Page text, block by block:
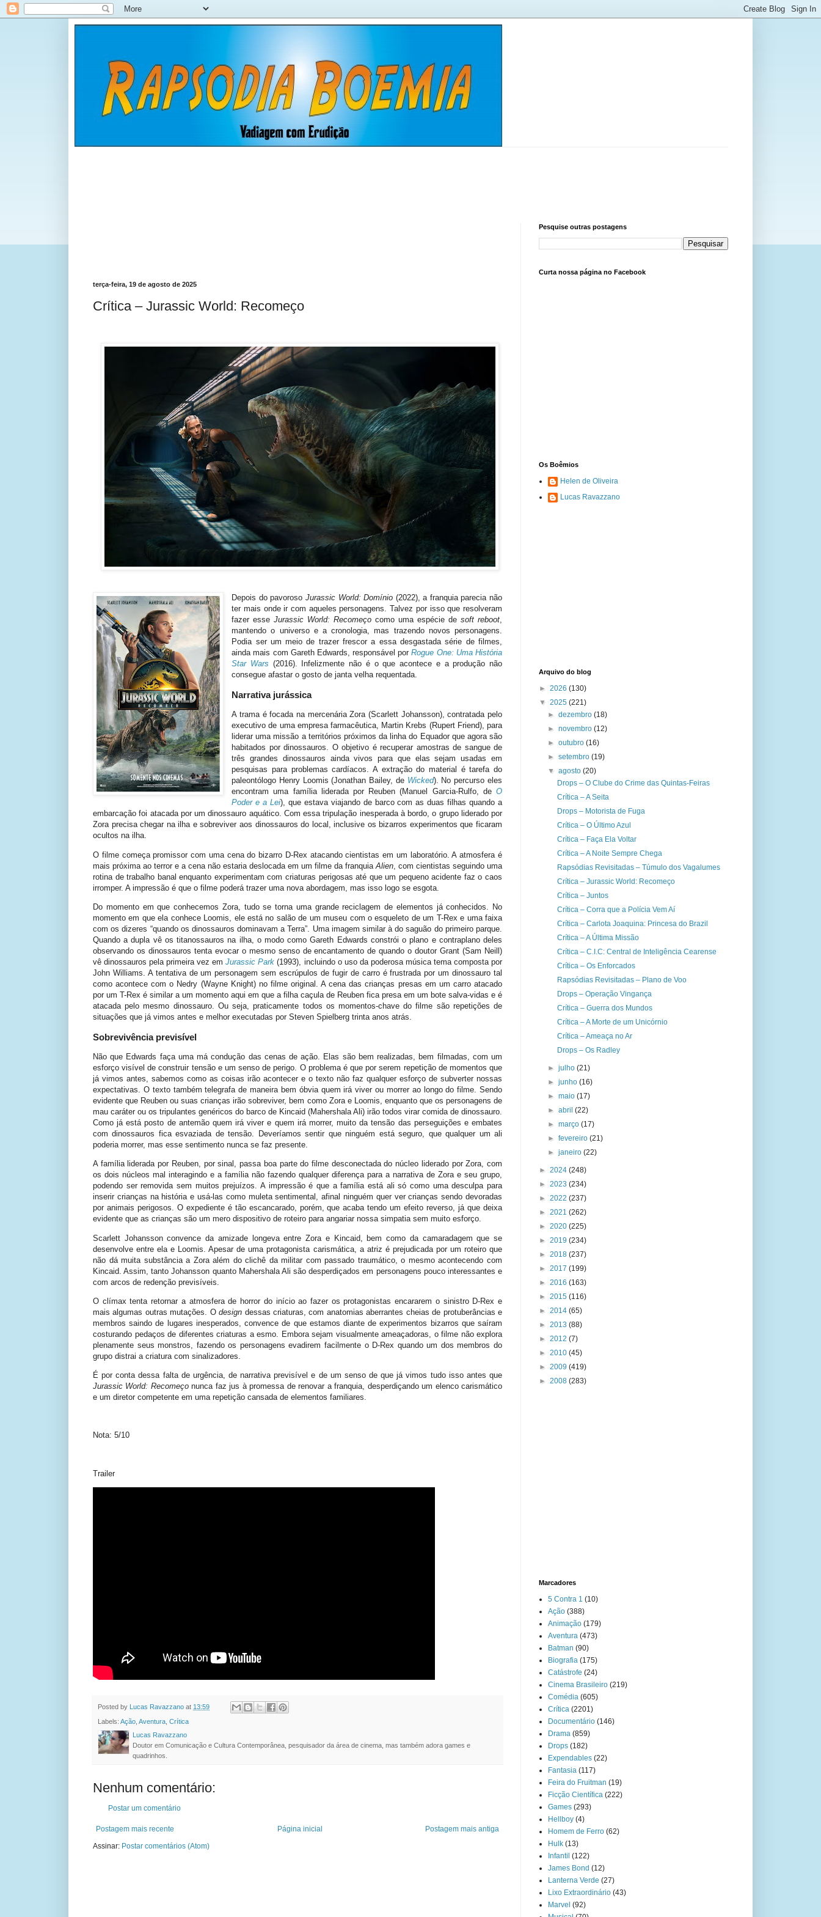
terça-feira, 19 de agosto de 2025
Crítica – Jurassic World: Recomeço
Depois do pavoroso Jurassic World: Domínio (2022), a franquia parecia não
ter mais onde ir com aqueles personagens. Talvez por isso que resolveram
fazer esseJurassic World: Recomeçocomo uma espécie desoft reboot,
mantendo o universo e a cronologia, mas trazendo novos personagens.
Podia ser um meio de trazer frescor a essa desgastada série de filmes,
ainda mais com Gareth Edwards, responsável porRogue One: Uma História
Star Wars (2016). Infelizmente não é o que acontece e a produção não
consegue afastar o gosto de janta velha requentada.
Narrativa jurássica
A trama é focada na mercenária Zora (Scarlett Johansson), contratada pelo
executivo de uma empresa farmacêutica, Martin Krebs (Rupert Friend), para
liderar uma missão a territórios próximos da linha do Equador que agora são
habitados por dinossauros. O objetivo é recuperar amostras de sangue de
três grandes dinossauros ainda vivos para que elas sejam usadas em
pesquisas para problemas cardíacos. A extração do material é tarefa do
paleontólogo Henry Loomis (Jonathan Bailey, de Wicked). No percurso eles
encontram uma família liderada por Reuben (Manuel Garcia-Rulfo, de O
Poder e a Lei), que estava viajando de barco com as duas filhas quando a
embarcação foi atacada por um dinossauro aquático. Com essa tripulação inesperada à bordo, o grupo liderado por
Zora precisa chegar na ilha e sobreviver aos dinossauros do local, inclusive os bizarros experimentos que ficaram
ocultos na ilha.
O filme começa promissor com uma cena do bizarro D-Rex atacando cientistas em um laboratório. A atmosfera é
mais próxima ao terror e a cena não estaria deslocada em um filme da franquia Alien , com cientistas seguindo uma
rotina de trabalho banal enquanto experimentam com criaturas perigosas até que um pequeno acidente faz o caos
irromper. A impressão é que o filme poderá trazer uma nova abordagem, mas isso logo se esgota.
Do momento em que conhecemos Zora, tudo se torna uma grande reciclagem de elementos já conhecidos. No
momento em que ela conhece Loomis, ele está no salão de um museu com o esqueleto de um T-Rex e uma faixa
com os dizeres “quando os dinossauros dominavam a Terra”. Uma imagem similar à do saguão do primeiro parque.
Quando a dupla vê os titanossauros na ilha, o modo como Gareth Edwards constrói o plano e contraplano deles
observando os dinossauros tenta evocar o mesmo senso de encantamento de quando o doutor Grant (Sam Neill)
vê dinossauros pela primeira vez emJurassic Park (1993), incluindo o uso da poderosa música tema composta por
John Williams. A tentativa de um personagem sem escrúpulos de fugir de carro é frustrada por um dinossauro tal
como acontece com o Nedry (Wayne Knight) no filme original. A cena das crianças presas em um carro atacado
por um T-Rex é similar a um momento aqui em que a filha caçula de Reuben fica presa em um bote salva-vidas e é
atacada pelo mesmo dinossauro. Ou seja, praticamente todos os momentos-chave do filme são repetições de
situações que já vimos antes e melhor executadas por Steven Spielberg trinta anos atrás.
Sobrevivência previsível
Não que Edwards faça uma má condução das cenas de ação. Elas são bem realizadas, bem filmadas, com um
esforço visível de construir tensão e um senso de perigo. O problema é que por serem repetição de momentos que
já vimos antes, sabemos como as coisas irão acontecer e o texto não faz qualquer esforço de subverter nossas
expectativas. O texto também telegrafa de maneira bem óbvia quem irá viver ou morrer ao longo do filme. Sendo
evidente que Reuben ou suas crianças irão sobreviver, bem como Zora e Loomis, enquanto que os personagens de
mau caráter ou os tripulantes genéricos do barco de Kincaid (Mahershala Ali) irão todos virar comida de dinossauro.
Como já está posto de antemão quem irá viver e quem irá morrer, muito da tensão das perseguições e embates
com dinossauros fica esvaziada de tensão. Deveríamos sentir que ninguém está seguro, que qualquer um ali
poderia morrer, mas esse sentimento nunca se faz presente.
A família liderada por Reuben, por sinal, passa boa parte do filme desconectada do núcleo liderado por Zora, com
os dois núcleos mal interagindo e a família não fazendo qualquer diferença para a narrativa de Zora e seu grupo,
podendo ser removida sem muitos prejuízos. A impressão é que a família está ali só como uma desculpa para
inserir crianças na história e usá-las como muleta sentimental, afinal ninguém quer ver crianças sendo devoradas
por animais perigosos. O expediente é tão escancarado, porém, que acaba tendo um efeito reverso, já que deixa
evidente que as crianças são um mero dispositivo de roteiro para angariar nossa simpatia sem muito esforço.
Scarlett Johansson convence da amizade longeva entre Zora e Kincaid, bem como da camaradagem que se
desenvolve entre ela e Loomis. Apesar de uma protagonista carismática, a atriz é prejudicada por um roteiro que
não dá muita substância a Zora além do clichê da militar com passado traumático, o mesmo acontecendo com
Kincaid. Assim, tanto Johansson quanto Mahershala Ali são desperdiçados em personagens pouco interessantes e
com arcos de redenção previsíveis.
O clímax tenta retornar a atmosfera de horror do início ao fazer os protagonistas encararem o sinistro D-Rex e
mais algumas outras mutações. Odesign dessas criaturas, com anatomias aberrantes cheias de protuberâncias e
membros saindo de lugares inesperados, convence de que estamos diante de experimentos bizarros que saíram
costurando pedaços de diferentes criaturas a esmo. Embora sejam visualmente ameaçadoras, o filme não explora
plenamente seus monstros, fazendo os personagens evadirem facilmente o D-Rex quando um dos membros do
grupo distrai a criatura com sinalizadores.
É por conta dessa falta de urgência, de narrativa previsível e de um senso de que já vimos tudo isso antes que
Jurassic World: Recomeçonunca faz jus à promessa de renovar a franquia, desperdiçando um elenco carismático
e um diretor competente em uma repetição cansada de elementos familiares.
Nota: 5/10
Trailer
Posted by Lucas Ravazzano at 13:59
Labels: Ação Aventura Crítica
Lucas Ravazzano
Doutor em Comunicação e Cultura Contemporânea, pesquisador da área de cinema, mas também adora games e
quadrinhos.
Nenhum comentário:
Postar um comentário
Postagem mais recente Postagem mais antiga
Página inicial
Assinar: Postar comentários (Atom)
Pesquise outras postagens
Curta nossa página no Facebook
Os Boêmios
Helen de Oliveira
Lucas Ravazzano
Arquivo do blog
► 2026 (130)
▼ 2025 (221)
►dezembro(18)
►novembro(12)
►outubro(16)
►setembro(19)
▼agosto(20)
Drops – O Clube do Crime das Quintas-Feiras
Crítica – A Seita
Drops – Motorista de Fuga
Crítica – O Último Azul
Crítica – Faça Ela Voltar
Crítica – A Noite Sempre Chega
Rapsódias Revisitadas – Túmulo dos Vagalumes
Crítica – Jurassic World: Recomeço
Crítica – Juntos
Crítica – Corra que a Polícia Vem Aí
Crítica – Carlota Joaquina: Princesa do Brazil
Crítica – A Última Missão
Crítica – C.I.C: Central de Inteligência Cearense
Crítica – Os Enforcados
Rapsódias Revisitadas – Plano de Voo
Drops – Operação Vingança
Crítica – Guerra dos Mundos
Crítica – A Morte de um Unicórnio
Crítica – Ameaça no Ar
Drops – Os Radley
►julho(21)
►junho(16)
►maio(17)
►abril(22)
►março(17)
►fevereiro(21)
►janeiro(22)
► 2024 (248)
► 2023 (234)
► 2022 (237)
► 2021 (262)
► 2020 (225)
► 2019 (234)
► 2018 (237)
► 2017 (199)
► 2016 (163)
► 2015 (116)
► 2014 (65)
► 2013 (88)
► 2012 (7)
► 2010 (45)
► 2009 (419)
► 2008 (283)
Marcadores
5 Contra 1 (10)
Ação (388)
Animação (179)
Aventura (473)
Batman (90)
Biografia (175)
Catástrofe (24)
Cinema Brasileiro (219)
Comédia (605)
Crítica (2201)
Documentário (146)
Drama (859)
Drops (182)
Expendables (22)
Fantasia (117)
Feira do Fruitman (19)
Ficção Científica (222)
Games (293)
Hellboy (4)
Homem de Ferro (62)
Hulk (13)
Infantil (122)
James Bond (12)
Lanterna Verde (27)
Lixo Extraordinário (43)
Marvel (92)